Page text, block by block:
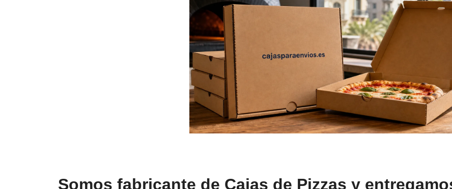
Somos fabricante de Cajas de Pizzas y